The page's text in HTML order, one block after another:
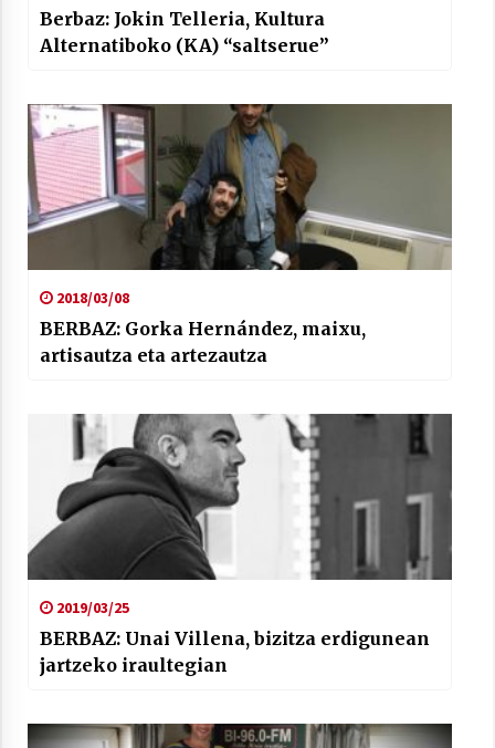
Berbaz: Jokin Telleria, Kultura
Alternatiboko (KA) “saltserue”
2018/03/08
BERBAZ: Gorka Hernández, maixu,
artisautza eta artezautza
2019/03/25
BERBAZ: Unai Villena, bizitza erdigunean
jartzeko iraultegian